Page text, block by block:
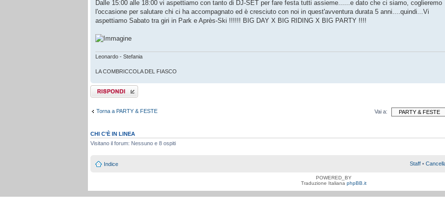
Dalle 15:00 alle 18:00 vi aspettiamo con tanto di DJ-SET per fare festa tutti assieme......e dato che ci siamo, coglieremo
l'occasione per salutare chi ci ha accompagnato ed è cresciuto con noi in quest'avventura durata 5 anni....quindi...Vi
aspettiamo Sabato tra giri in Park e Après-Ski !!!!!! BIG DAY X BIG RIDING X BIG PARTY !!!!
Leonardo - Stefania
LA COMBRICCOLA DEL FIASCO
Rispondi al
messaggio
Torna a PARTY & FESTE Vai a:
CHI C’È IN LINEA
Visitano il forum: Nessuno e 8 ospiti
Indice Staff •
POWERED_BY
Traduzione Italiana phpBB.it